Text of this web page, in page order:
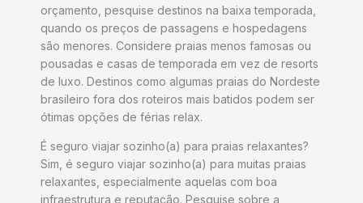
orçamento, pesquise destinos na baixa temporada,
quando os preços de passagens e hospedagens
são menores. Considere praias menos famosas ou
pousadas e casas de temporada em vez de resorts
de luxo. Destinos como algumas praias do Nordeste
brasileiro fora dos roteiros mais batidos podem ser
ótimas opções de férias relax.
É seguro viajar sozinho(a) para praias relaxantes?
Sim, é seguro viajar sozinho(a) para muitas praias
relaxantes, especialmente aquelas com boa
infraestrutura e reputação. Pesquise sobre a